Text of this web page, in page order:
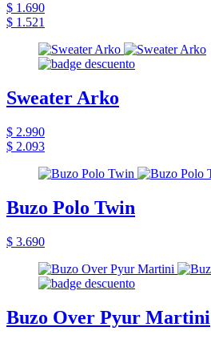
$ 1.690
$ 1.521
Sweater Arko
$ 2.990
$ 2.093
Buzo Polo Twin
$ 3.690
Buzo Over Pyur Martini